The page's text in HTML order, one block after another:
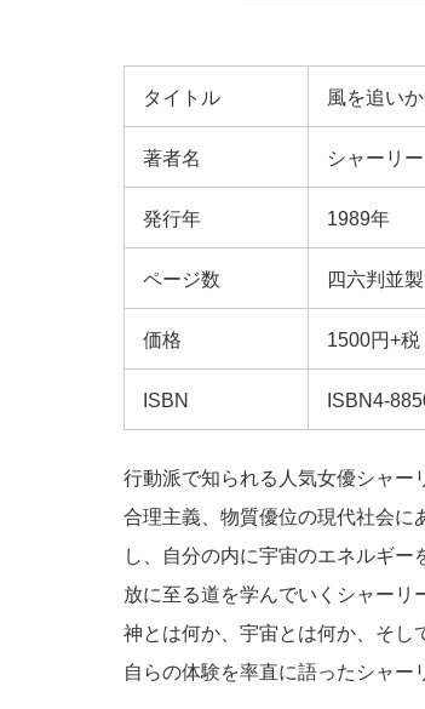
タイトル 風を追い
著者名 シャーリ
発行年 1989年
ページ数 四六判並
価格 1500円+税
ISBN ISBN4-
行動派で知られる人気女優シャー
合理主義、物質優位の現代社会に
し、自分の内に宇宙のエネルギ
放に至る道を学んでいくシャーリ
神とは何か、宇宙とは何か、そし
自らの体験を率直に語ったシャー